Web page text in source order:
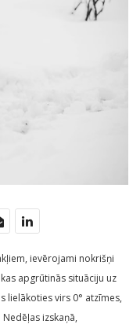
ievērojami nokrišņi
apgrūtinās situāciju uz
lielākoties virs 0° atzīmes,
izskaņā,